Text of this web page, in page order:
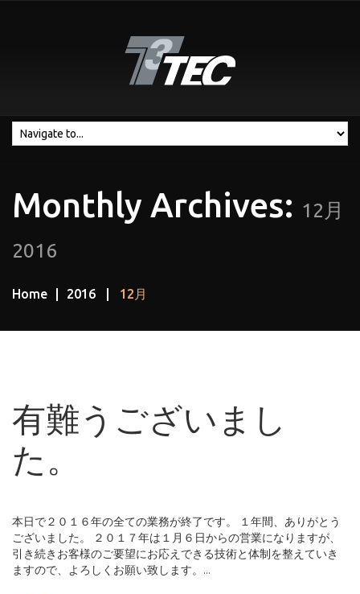
Monthly Archives: 12月
2016
Home 2016 12月
有難うございまし
た。
本日で２０１６年の全ての業務が終了です。 １年間、ありがとう
ございました。 ２０１７年は１月６日からの営業になりますが、
引き続きお客様のご要望にお応えできる技術と体制を整えていき
ますので、よろしくお願い致します。...